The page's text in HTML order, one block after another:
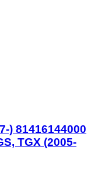
) 81416144000
TGX (2005-